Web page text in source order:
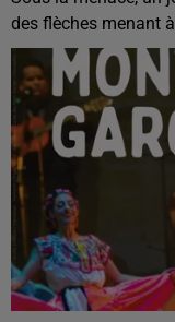
des flèches menant